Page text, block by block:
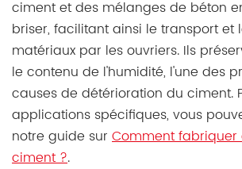
ciment et des mélanges de béton
briser, facilitant ainsi le transport et
matériaux par les ouvriers. Ils
le contenu de l'humidité, l'une des
causes de détérioration du ciment.
applications spécifiques, vous
notre guide sur Comment fabriquer
ciment ?.